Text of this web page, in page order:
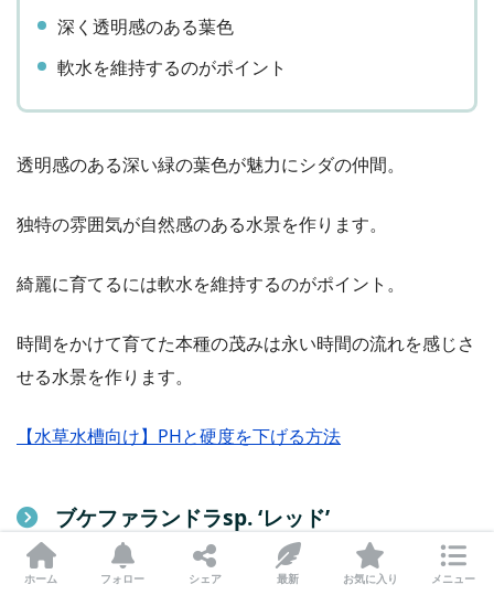
深く透明感のある葉色
軟水を維持するのがポイント
透明感のある深い緑の葉色が魅力にシダの仲間。
独特の雰囲気が自然感のある水景を作ります。
綺麗に育てるには軟水を維持するのがポイント。
時間をかけて育てた本種の茂みは永い時間の流れを感じさ
せる水景を作ります。
【水草水槽向け】PHと硬度を下げる方法
ブケファランドラsp. ‘レッド’
ホーム フォロー シェア 最新 お気に入り メニュー